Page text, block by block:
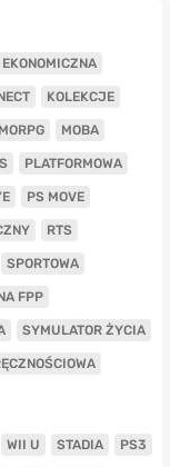
EKONOMICZNA
KOLEKCJE
MOBA
PLATFORMOWA
PS MOVE
RTS
SPORTOWA
FPP
SYMULATOR ŻYCIA
WII U STADIA PS3